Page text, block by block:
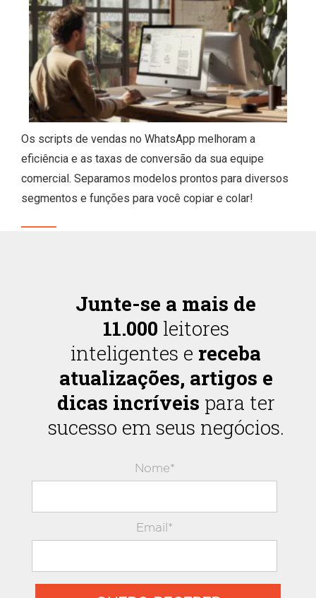
Os scripts de vendas no WhatsApp melhoram a
eficiência e as taxas de conversão da sua equipe
comercial. Separamos modelos prontos para diversos
segmentos e funções para você copiar e colar!
Junte-se a mais de
11.000 leitores
inteligentes e receba
atualizações, artigos e
dicas incríveis para ter
sucesso em seus negócios.
Nome*
Email*